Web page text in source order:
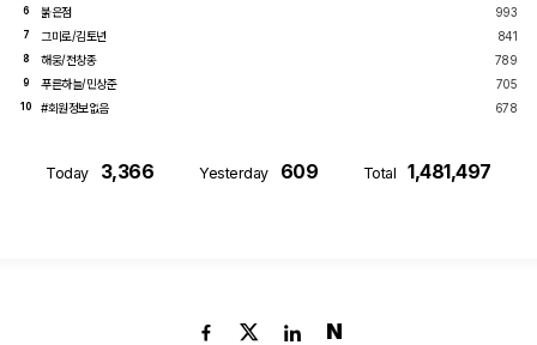
6 붉은점 993
7 그미로/김토년 841
8 해웅/전창종 789
9 푸른하늘/민상준 705
10 #회원정보없음 678
Today 3,366 Yesterday 609 Total 1,481,497
N